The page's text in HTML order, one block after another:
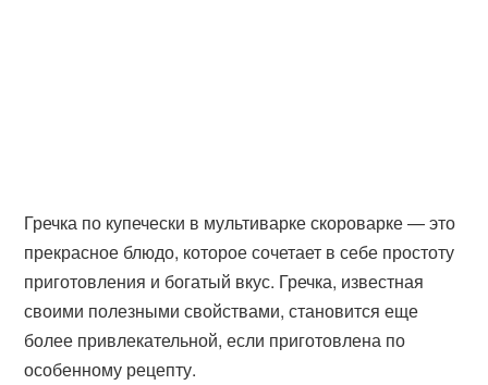
Гречка по купечески в мультиварке скороварке — это
прекрасное блюдо, которое сочетает в себе простоту
приготовления и богатый вкус. Гречка, известная
своими полезными свойствами, становится еще
более привлекательной, если приготовлена по
особенному рецепту.